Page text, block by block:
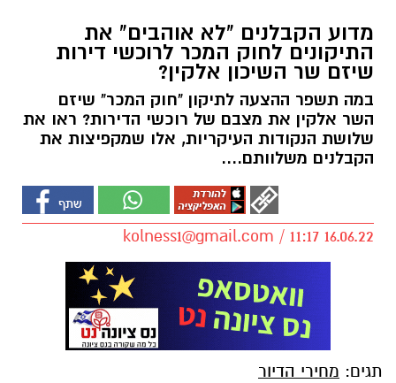
מדוע הקבלנים "לא אוהבים" את
התיקונים לחוק המכר לרוכשי דירות
שיזם שר השיכון אלקין?
במה תשפר ההצעה לתיקון "חוק המכר" שיזם
השר אלקין את מצבם של רוכשי הדירות? ראו את
שלושת הנקודות העיקריות, אלו שמקפיצות את
הקבלנים משלוותם....
kolness1@gmail.com / 11:17 16.06.22
תגים: מחירי הדיור